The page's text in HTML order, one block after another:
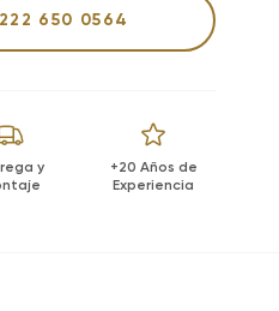
650 0564
y
+20 Años de
Experiencia